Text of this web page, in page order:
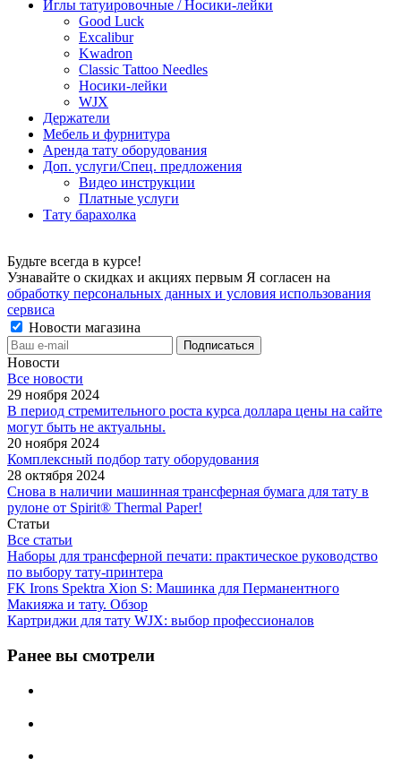
Иглы татуировочные / Носики-лейки
Good Luck
Excalibur
Kwadron
Classic Tattoo Needles
Носики-лейки
WJX
Держатели
Мебель и фурнитура
Аренда тату оборудования
Доп. услуги/Спец. предложения
Видео инструкции
Платные услуги
Тату барахолка
Будьте всегда в курсе!
Узнавайте о скидках и акциях первым Я согласен на
обработку персональных данных и условия использования
сервиса
Новости магазина
Новости
Все новости
29 ноября 2024
В период стремительного роста курса доллара цены на сайте
могут быть не актуальны.
20 ноября 2024
Комплексный подбор тату оборудования
28 октября 2024
Снова в наличии машинная трансферная бумага для тату в
рулоне от Spirit® Thermal Paper!
Статьи
Все статьи
Наборы для трансферной печати: практическое руководство
по выбору тату‑принтера
FK Irons Spektra Xion S: Машинка для Перманентного
Макияжа и тату. Обзор
Картриджи для тату WJX: выбор профессионалов
Ранее вы смотрели